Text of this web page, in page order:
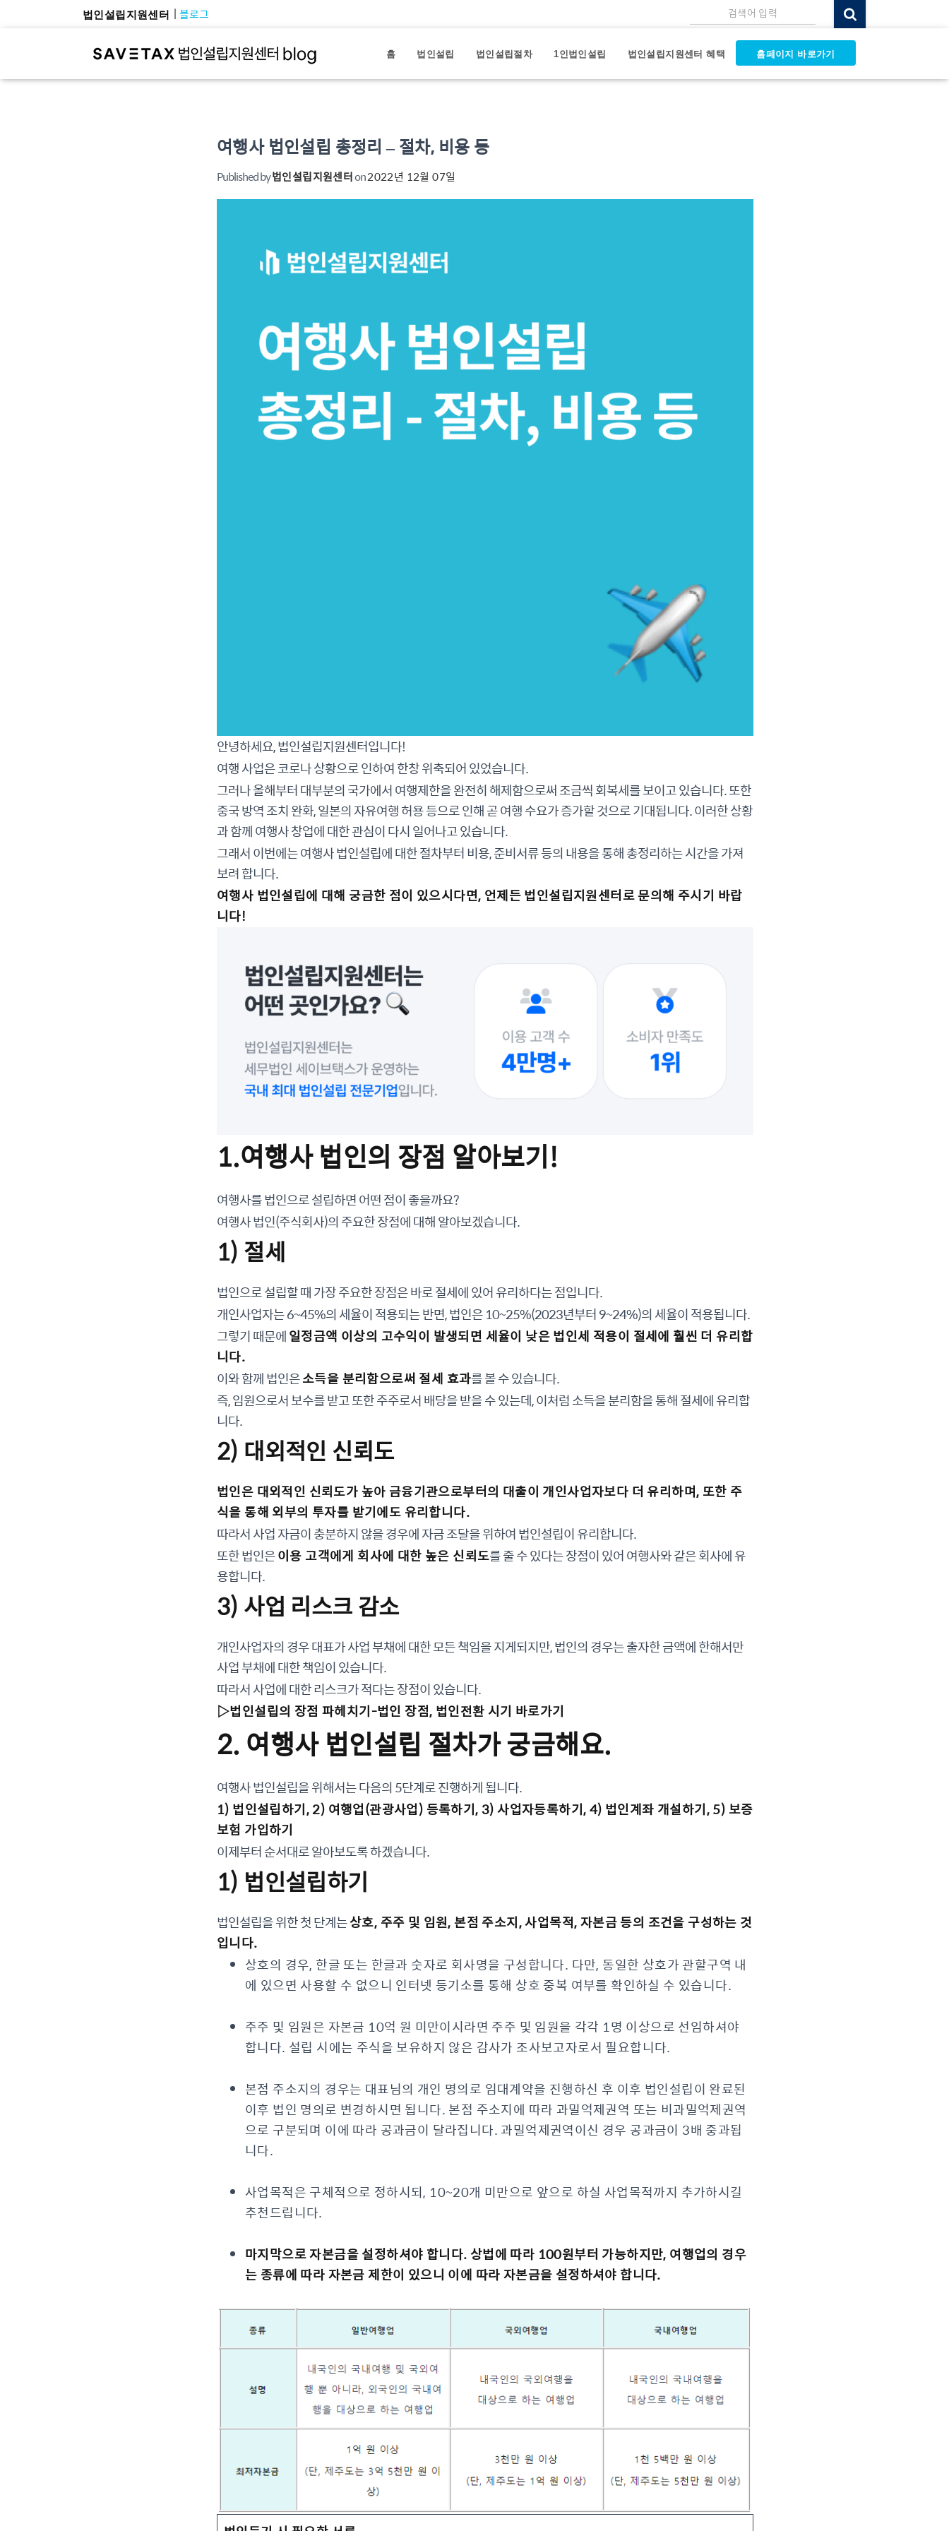
법인설립지원센터 블로그 검색어 입력
홈 법인설립 법인설립절차 1인법인설립 법인설립지원센터 혜택 홈페이지 바로가기
여행사 법인설립 총정리 – 절차, 비용 등
Published by법인설립지원센터on2022년 12월 07일
안녕하세요, 법인설립지원센터입니다!
여행 사업은 코로나 상황으로 인하여 한창 위축되어 있었습니다.
그러나 올해부터 대부분의 국가에서 여행제한을 완전히 해제함으로써 조금씩 회복세를 보이고 있습니다. 또한
중국 방역 조치 완화, 일본의 자유여행 허용 등으로 인해 곧 여행 수요가 증가할 것으로 기대됩니다. 이러한 상황
과 함께 여행사 창업에 대한 관심이 다시 일어나고 있습니다.
그래서 이번에는 여행사 법인설립에 대한 절차부터 비용, 준비서류 등의 내용을 통해 총정리하는 시간을 가져
보려 합니다.
여행사 법인설립에 대해 궁금한 점이 있으시다면, 언제든 법인설립지원센터로 문의해 주시기 바랍
니다!
1.여행사 법인의 장점 알아보기!
여행사를 법인으로 설립하면 어떤 점이 좋을까요?
여행사 법인(주식회사)의 주요한 장점에 대해 알아보겠습니다.
1) 절세
법인으로 설립할 때 가장 주요한 장점은 바로 절세에 있어 유리하다는 점입니다.
개인사업자는 6~45%의 세율이 적용되는 반면, 법인은 10~25%(2023년부터 9~24%)의 세율이 적용됩니다.
그렇기 때문에일정금액 이상의 고수익이 발생되면 세율이 낮은 법인세 적용이 절세에 훨씬 더 유리합
니다.
이와 함께 법인은소득을 분리함으로써 절세 효과를 볼 수 있습니다.
즉, 임원으로서 보수를 받고 또한 주주로서 배당을 받을 수 있는데, 이처럼 소득을 분리함을 통해 절세에 유리합
니다.
2) 대외적인 신뢰도
법인은 대외적인 신뢰도가 높아 금융기관으로부터의 대출이 개인사업자보다 더 유리하며, 또한 주
식을 통해 외부의 투자를 받기에도 유리합니다.
따라서 사업 자금이 충분하지 않을 경우에 자금 조달을 위하여 법인설립이 유리합니다.
또한 법인은이용 고객에게 회사에 대한 높은 신뢰도를 줄 수 있다는 장점이 있어 여행사와 같은 회사에 유
용합니다.
3) 사업 리스크 감소
개인사업자의 경우 대표가 사업 부채에 대한 모든 책임을 지게되지만, 법인의 경우는 출자한 금액에 한해서만
사업 부채에 대한 책임이 있습니다.
따라서 사업에 대한 리스크가 적다는 장점이 있습니다.
▷법인설립의 장점 파헤치기-법인 장점, 법인전환 시기 바로가기
2. 여행사 법인설립 절차가 궁금해요.
여행사 법인설립을 위해서는 다음의 5단계로 진행하게 됩니다.
1) 법인설립하기, 2) 여행업(관광사업) 등록하기, 3) 사업자등록하기, 4) 법인계좌 개설하기, 5) 보증
보험 가입하기
이제부터 순서대로 알아보도록 하겠습니다.
1) 법인설립하기
법인설립을 위한 첫 단계는상호, 주주 및 임원, 본점 주소지, 사업목적, 자본금 등의 조건을 구성하는 것
입니다.
상호의 경우, 한글 또는 한글과 숫자로 회사명을 구성합니다. 다만, 동일한 상호가 관할구역 내
에 있으면 사용할 수 없으니 인터넷 등기소를 통해 상호 중복 여부를 확인하실 수 있습니다.
주주 및 임원은 자본금 10억 원 미만이시라면 주주 및 임원을 각각 1명 이상으로 선임하셔야
합니다. 설립 시에는 주식을 보유하지 않은 감사가 조사보고자로서 필요합니다.
본점 주소지의 경우는 대표님의 개인 명의로 임대계약을 진행하신 후 이후 법인설립이 완료된
이후 법인 명의로 변경하시면 됩니다. 본점 주소지에 따라 과밀억제권역 또는 비과밀억제권역
으로 구분되며 이에 따라 공과금이 달라집니다. 과밀억제권역이신 경우 공과금이 3배 중과됩
니다.
사업목적은 구체적으로 정하시되, 10~20개 미만으로 앞으로 하실 사업목적까지 추가하시길
추천드립니다.
마지막으로 자본금을 설정하셔야 합니다. 상법에 따라 100원부터 가능하지만, 여행업의 경우
는 종류에 따라 자본금 제한이 있으니 이에 따라 자본금을 설정하셔야 합니다.